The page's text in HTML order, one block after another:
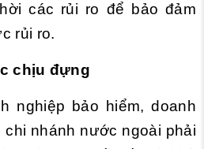
các rủi ro để bảo đảm
rủi ro.
chịu đựng
nghiệp bảo hiểm, doanh
chi nhánh nước ngoài phải